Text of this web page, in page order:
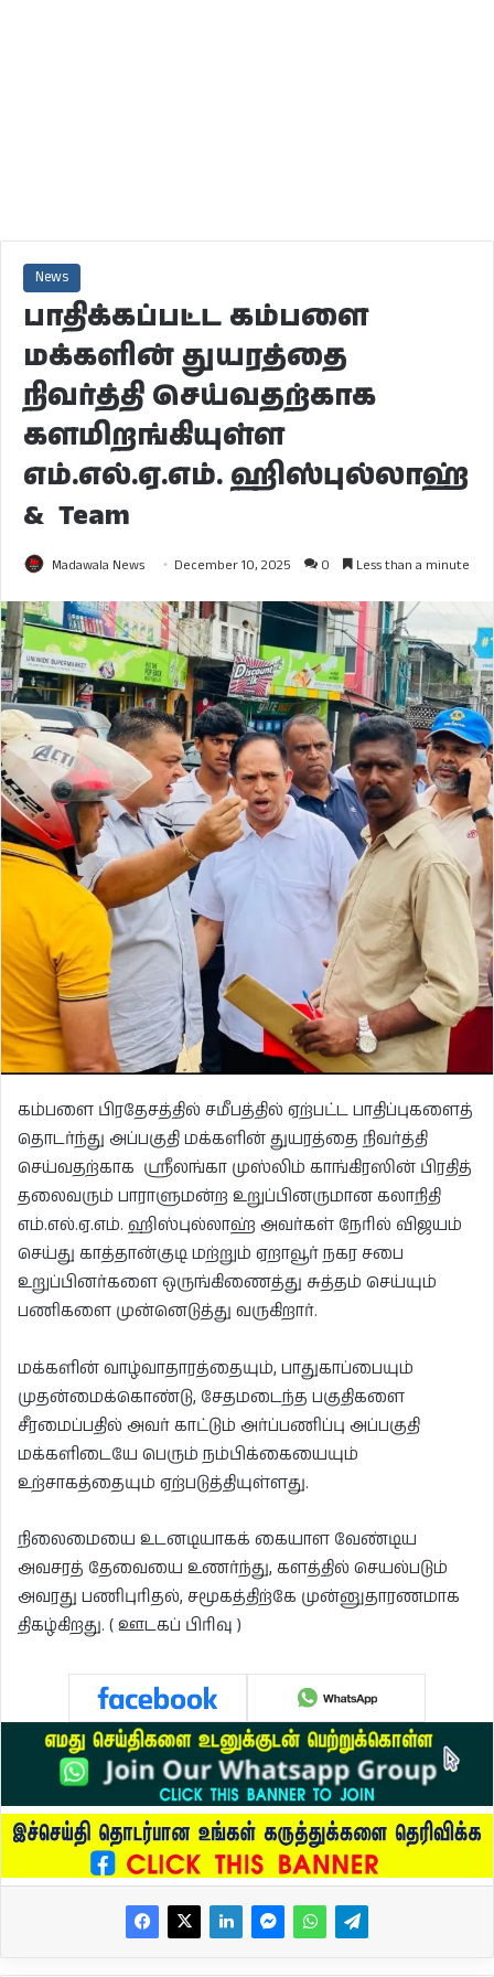
News
பாதிக்கப்பட்ட கம்பளை
மக்களின் துயரத்தை
நிவர்த்தி செய்வதற்காக
களமிறங்கியுள்ள
எம்.எல்.ஏ.எம். ஹிஸ்புல்லாஹ்
& Team
Madawala News December 10, 2025 0 Less than a minute
கம்பளை பிரதேசத்தில் சமீபத்தில் ஏற்பட்ட பாதிப்புகளைத்
தொடர்ந்து அப்பகுதி மக்களின் துயரத்தை நிவர்த்தி
செய்வதற்காக ஸ்ரீலங்கா முஸ்லிம் காங்கிரஸின் பிரதித்
தலைவரும் பாராளுமன்ற உறுப்பினருமான கலாநிதி
எம்.எல்.ஏ.எம். ஹிஸ்புல்லாஹ் அவர்கள் நேரில் விஜயம்
செய்து காத்தான்குடி மற்றும் ஏறாவூர் நகர சபை
உறுப்பினர்களை ஒருங்கிணைத்து சுத்தம் செய்யும்
பணிகளை முன்னெடுத்து வருகிறார்.
மக்களின் வாழ்வாதாரத்தையும், பாதுகாப்பையும்
முதன்மைக்கொண்டு, சேதமடைந்த பகுதிகளை
சீரமைப்பதில் அவர் காட்டும் அர்ப்பணிப்பு அப்பகுதி
மக்களிடையே பெரும் நம்பிக்கையையும்
உற்சாகத்தையும் ஏற்படுத்தியுள்ளது.
நிலைமையை உடனடியாகக் கையாள வேண்டிய
அவசரத் தேவையை உணர்ந்து, களத்தில் செயல்படும்
அவரது பணிபுரிதல், சமூகத்திற்கே முன்னுதாரணமாக
திகழ்கிறது. ( ஊடகப் பிரிவு )